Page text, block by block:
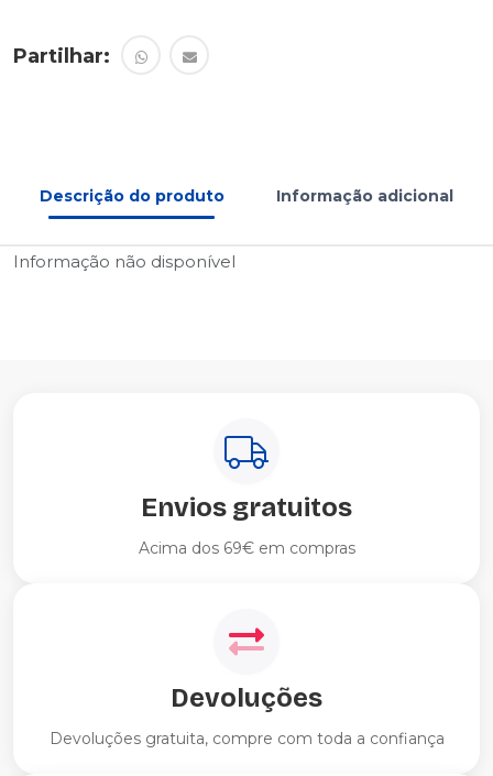
Partilhar:
Descrição do produto Informação adicional
Informação não disponível
Envios gratuitos
Acima dos 69€ em compras
Devoluções
Devoluções gratuita, compre com toda a confiança